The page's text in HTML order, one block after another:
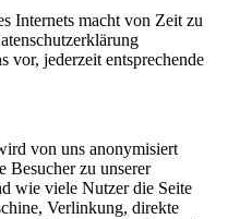
Internets macht von Zeit zu
vor, jederzeit entsprechende
von uns anonymisiert
Besucher zu unserer
wie viele Nutzer die Seite
Verlinkung, direkte